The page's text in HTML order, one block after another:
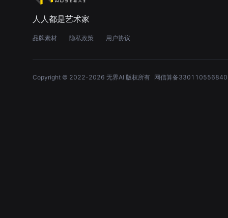
人人都是艺术家
品牌素材 隐私政策 用户协议
Copyright © 2022-2026 无界AI 版权所有 网信算备